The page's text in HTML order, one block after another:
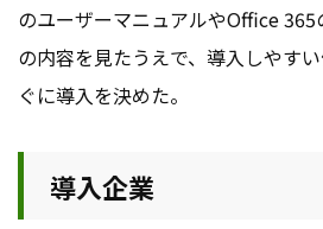
のユーザーマニュアルやOffice
の内容を見たうえで、導入しやす
ぐに導入を決めた。
導入企業